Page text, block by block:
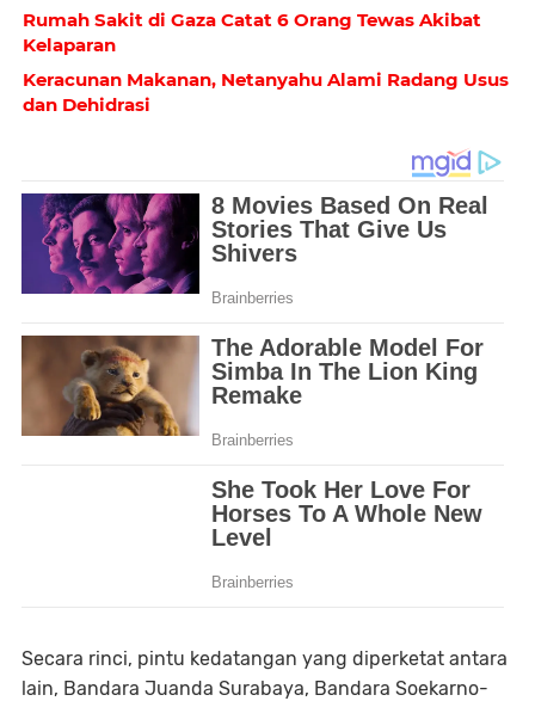
Rumah Sakit di Gaza Catat 6 Orang Tewas Akibat
Kelaparan
Keracunan Makanan, Netanyahu Alami Radang Usus
dan Dehidrasi
Secara rinci, pintu kedatangan yang diperketat antara
lain, Bandara Juanda Surabaya, Bandara Soekarno-